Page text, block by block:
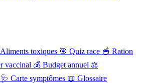
Aliments toxiques 🎯 Quiz race 🥣 Ration
vaccinal 💰 Budget annuel ⚖️
🩺 Carte symptômes 📖 Glossaire